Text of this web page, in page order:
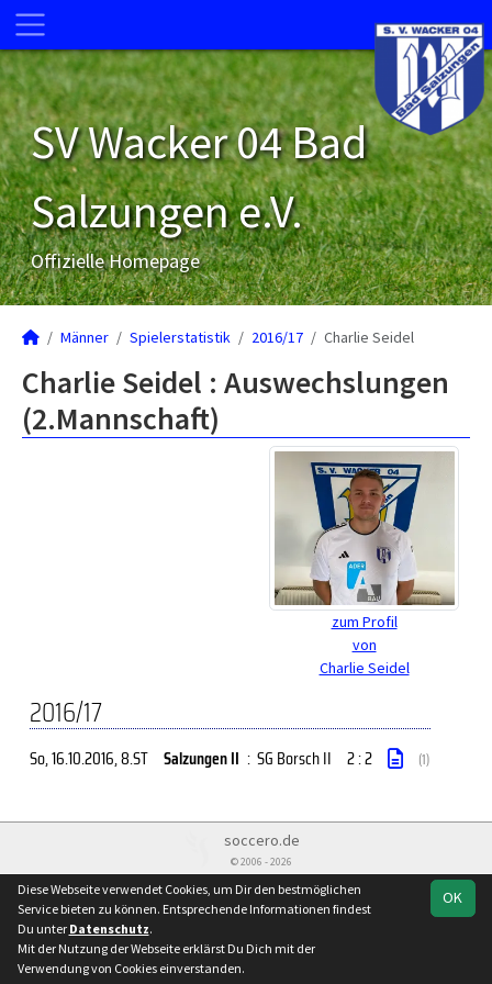
SV Wacker 04 Bad
Salzungen e.V.
Offizielle Homepage
Männer Spielerstatistik 2016/17 Charlie Seidel
Charlie Seidel : Auswechslungen
(2.Mannschaft)
zum Profil
von
Charlie Seidel
2016/17
So, 16.10.2016, 8.ST Salzungen II : SG Borsch II 2 : 2 (1)
soccero.de
© 2006 - 2026
Besucherstatistik Kontakt Impressum
Geburtstage
Datenschutz
OK
Diese Webseite verwendet Cookies, um Dir den bestmöglichen
Service bieten zu können. Entsprechende Informationen findest
Du unter Datenschutz.
Mit der Nutzung der Webseite erklärst Du Dich mit der
Verwendung von Cookies einverstanden.